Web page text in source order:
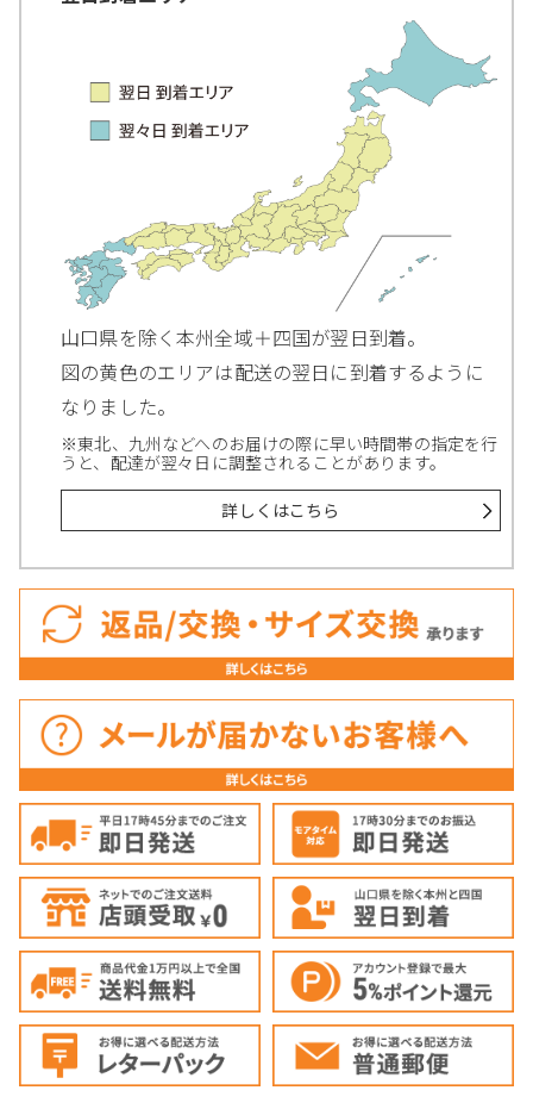
山口県を除く本州全域＋四国が翌日到着。
図の黄色のエリアは配送の翌日に到着するように
なりました。
※東北、九州などへのお届けの際に早い時間帯の指定を行
うと、配達が翌々日に調整されることがあります。
詳しくはこちら